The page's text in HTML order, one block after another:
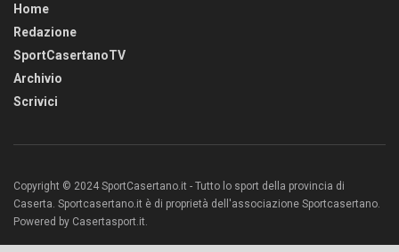
Home
Redazione
SportCasertanoTV
Archivio
Scrivici
Copyright © 2024 SportCasertano.it - Tutto lo sport della provincia di
Caserta. Sportcasertano.it è di proprietà dell'associazione Sportcasertano.
Powered by Casertasport.it.